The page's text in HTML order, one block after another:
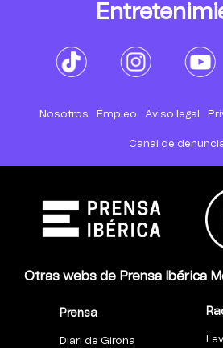
Nosotros Empleo Aviso legal
Canal de
Otras webs de Prensa Ibérica
Prensa
Diari de Girona